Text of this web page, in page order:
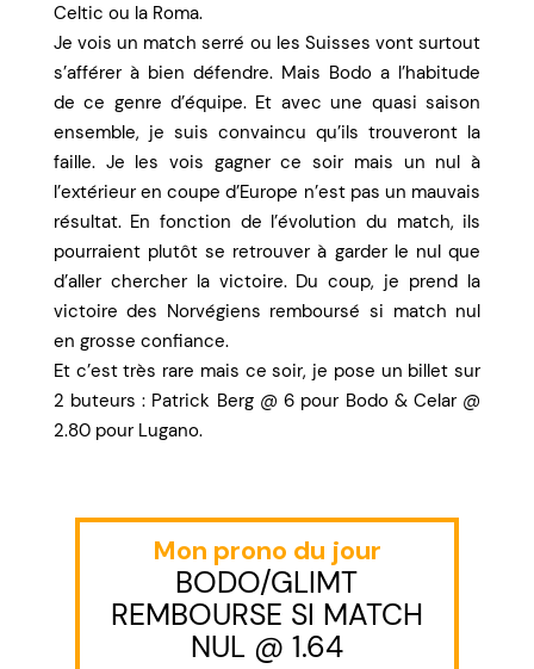
Celtic ou la Roma.
Je vois un match serré ou les Suisses vont surtout
s’afférer à bien défendre. Mais Bodo a l’habitude
de ce genre d’équipe. Et avec une quasi saison
ensemble, je suis convaincu qu’ils trouveront la
faille. Je les vois gagner ce soir mais un nul à
l’extérieur en coupe d’Europe n’est pas un mauvais
résultat. En fonction de l’évolution du match, ils
pourraient plutôt se retrouver à garder le nul que
d’aller chercher la victoire. Du coup, je prend la
victoire des Norvégiens remboursé si match nul
en grosse confiance.
Et c’est très rare mais ce soir, je pose un billet sur
2 buteurs : Patrick Berg @ 6 pour Bodo & Celar @
2.80 pour Lugano.
Mon prono du jour
BODO/GLIMT
REMBOURSE SI MATCH
NUL @ 1.64